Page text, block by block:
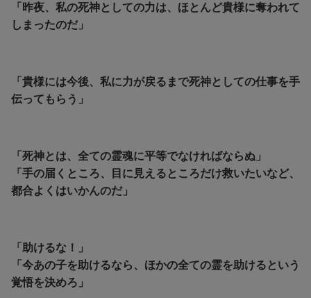
「昨夜、私の死神としての力は、ほとんど貴様に奪われて
しまったのだ」
「貴様には今後、私に力が戻るまで死神としての仕事を手
伝ってもらう」
「死神とは、全ての霊魂に平等でなければならぬ」
「手の届くところ、目に見えるところだけ救いたいなど、
都合よくはいかんのだ」
「助けるな！」
「今あの子を助けるなら、ほかの全ての霊を助けるという
覚悟を決めろ」